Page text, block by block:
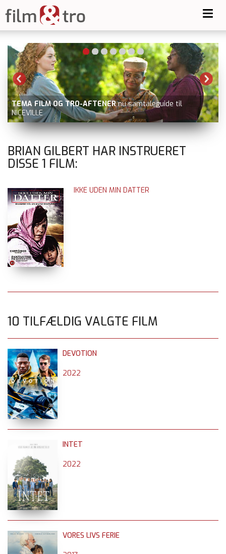
TEMA FILM OG TRO-AFTENER nu samtaleguide til
NICEVILLE
BRIAN GILBERT HAR INSTRUERET
DISSE 1 FILM:
IKKE UDEN MIN DATTER
10 TILFÆLDIG VALGTE FILM
DEVOTION
2022
INTET
2022
VORES LIVS FERIE